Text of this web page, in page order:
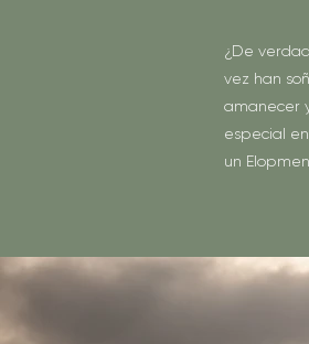
¿De
vez han
amanecer
especial
un